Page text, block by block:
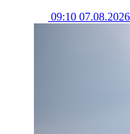
09:10 07.08.2026